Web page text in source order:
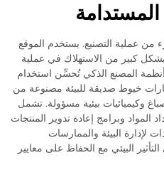
من عملية التصنيع. يستخدم الموقع
بشكل كبير من الاستهلاك في عملية
المصنع الذكي تُحسِّن استخدام
خيوط صديقة للبيئة مصنوعة من
وكيميائيات بيئية مسؤولة. تشمل
المواد وبرامج إعادة تدوير المنتجات
لإدارة البيئة والممارسات
البيئي مع الحفاظ على معايير